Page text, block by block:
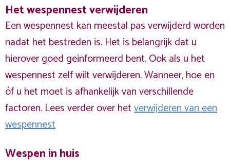
Het wespennest verwijderen
Een wespennest kan meestal pas verwijderd worden
nadat het bestreden is. Het is belangrijk dat u
hierover goed geinformeerd bent. Ook als u het
wespennest zelf wilt verwijderen. Wanneer, hoe en
óf u het moet is afhankelijk van verschillende
factoren. Lees verder over hetverwijderen van een
wespennest
Wespen in huis